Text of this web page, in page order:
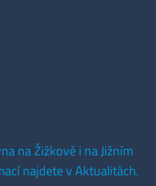
na Žižkově i na Jižním
najdete v Aktualitách.